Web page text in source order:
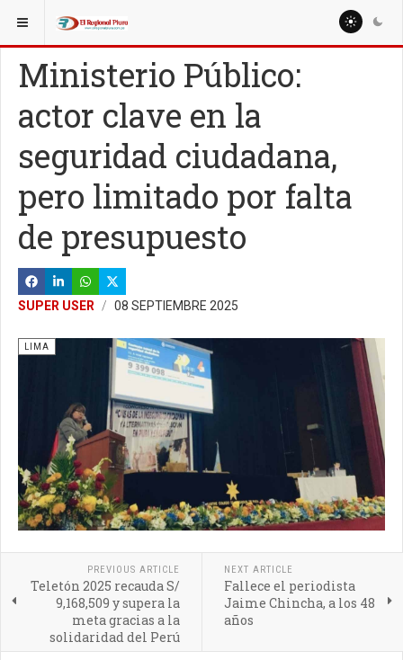
ESTÁ AQUÍ: NACIONALES
Ministerio Público:
actor clave en la
seguridad ciudadana,
pero limitado por falta
de presupuesto
SUPER USER 08 SEPTIEMBRE 2025
LIMA
PREVIOUS ARTICLE
Teletón 2025 recauda S/
9,168,509 y supera la
meta gracias a la
solidaridad del Perú
NEXT ARTICLE
Fallece el periodista
Jaime Chincha, a los 48
años